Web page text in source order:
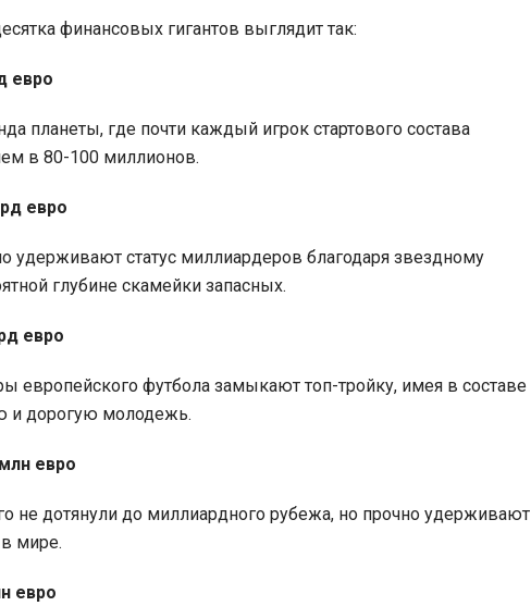
финансовых гигантов выглядит так:
евро
планеты, где почти каждый игрок стартового состава
в 80-100 миллионов.
евро
удерживают статус миллиардеров благодаря звездному
глубине скамейки запасных.
евро
европейского футбола замыкают топ-тройку, имея в составе
и дорогую молодежь.
евро
не дотянули до миллиардного рубежа, но прочно удерживают
мире.
евро